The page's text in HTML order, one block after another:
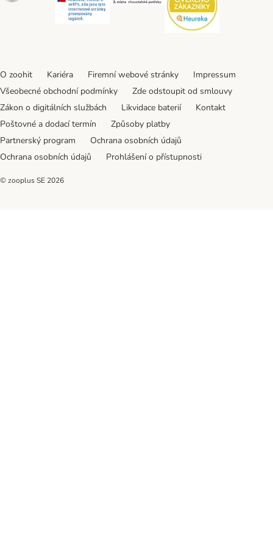
O zoohit Kariéra Firemní webové stránky
Impressum
Všeobecné obchodní podmínky
Zde odstoupit od smlouvy
Zákon o digitálních službách
Likvidace baterií
Kontakt
Poštovné a dodací termín
Způsoby platby
Partnerský program
Ochrana osobních údajů
Ochrana osobních údajů
Prohlášení o přístupnosti
© zooplus SE 2026